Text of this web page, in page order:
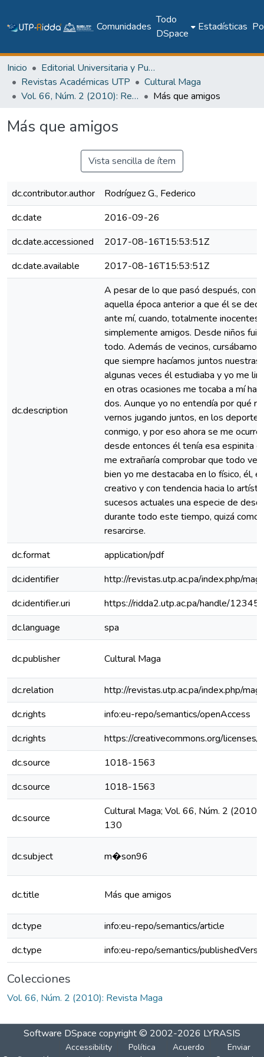
Comunidades
Todo
DSpace
Estadísticas
Inicio
Editorial Universitaria y Publicaciones Seriadas
Revistas Académicas UTP
Cultural Maga
Vol. 66, Núm. 2 (2010): Revista Maga
Más que amigos
Más que amigos
Vista sencilla de ítem
dc.contributor.author
Rodríguez G., Federico
dc.date
2016-09-26
dc.date.accessioned
2017-08-16T15:53:51Z
dc.date.available
2017-08-16T15:53:51Z
dc.description
A pesar de lo que pasó después, con
aquella época anterior a que él se
ante mí, cuando, totalmente inocentes,
simplemente amigos. Desde niños
todo. Además de vecinos,
que siempre hacíamos juntos nuestras
algunas veces él estudiaba y yo me
en otras ocasiones me tocaba a mí
dos. Aunque yo no entendía por qué
vernos jugando juntos, en los
conmigo, y por eso ahora se me
desde entonces él tenía esa espinita
me extrañaría comprobar que todo
bien yo me destacaba en lo físico, él,
creativo y con tendencia hacia lo
sucesos actuales una especie de
durante todo este tiempo, quizá como
resarcirse.
dc.format
application/pdf
dc.identifier
http://revistas.utp.ac.pa/index.php/
dc.identifier.uri
https://ridda2.utp.ac.pa/handle/
dc.language
spa
dc.publisher Cultural Maga
dc.relation
http://revistas.utp.ac.pa/index.php/
dc.rights
info:eu-repo/semantics/openAccess
dc.rights
https://creativecommons.org/
dc.source
1018-1563
dc.source
1018-1563
dc.source
Cultural Maga; Vol. 66, Núm. 2
130
dc.subject m�son96
dc.title Más que amigos
dc.type
info:eu-repo/semantics/article
dc.type
info:eu-repo/semantics/
Colecciones
Vol. 66, Núm. 2 (2010): Revista Maga
Software DSpace copyright © 2002-2026 LYRASIS
Accessibility
Política
Acuerdo
Enviar